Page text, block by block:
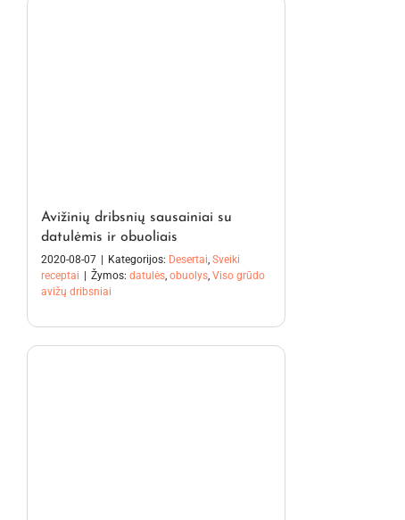
Avižinių dribsnių sausainiai su
datulėmis ir obuoliais
2020-08-07 Kategorijos: Desertai, Sveiki
receptai
Žymos: datulės, obuolys, Viso grūdo
avižų dribsniai